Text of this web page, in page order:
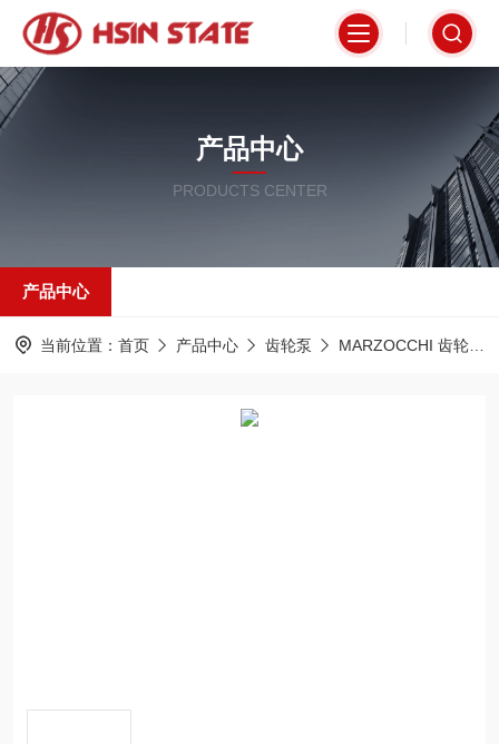
产品中心
PRODUCTS CENTER
产品中心
当前位置： 首页 产品中心 齿轮泵 MARZOCCHI 齿轮泵